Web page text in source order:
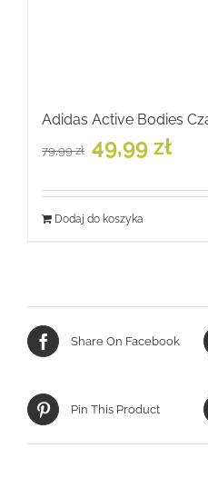
Adidas Active Bodies
79,99zł
Pierwotna
cena
79,99 zł.
49,99 złcena
49,99
Dodaj do koszyka
Share On Facebook
Pin This Product